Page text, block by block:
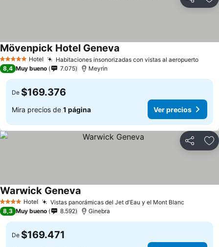
Compartir
5 Estrellas Hotel Habitaciones insonorizadas con vistas al aeropuertoVer
Mövenpick Hotel Geneva
8,4 Muy bueno 7.075 Meyrin
De $169.376
Mira precios de 1 página Ver precios
Compartir
4 EstrellasHotel Vistas panorámicas del Jet d'Eau y el Mont Blanc
Warwick Geneva
8,3 Muy bueno 8.592 Ginebra
De $169.471